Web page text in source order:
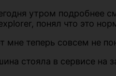
утром подробнее
понял что это
мне теперь совсем не
стояла в сервисе на